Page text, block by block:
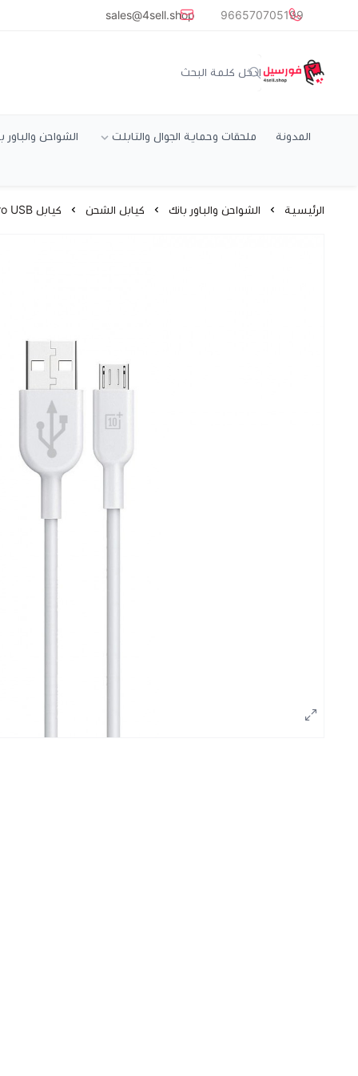
common.titles.skip_to_main_content
966570705199
sales@4sell.shop
متجر فورسيل
المدونة ملحقات وحماية الجوال والتابلت الشواحن والباور
الرئيسية الشواحن والباور بانك كيابل الشحن كيابل Micro USB